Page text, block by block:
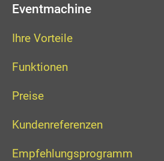
Eventmachine
Ihre Vorteile
Funktionen
Preise
Kundenreferenzen
Empfehlungsprogramm